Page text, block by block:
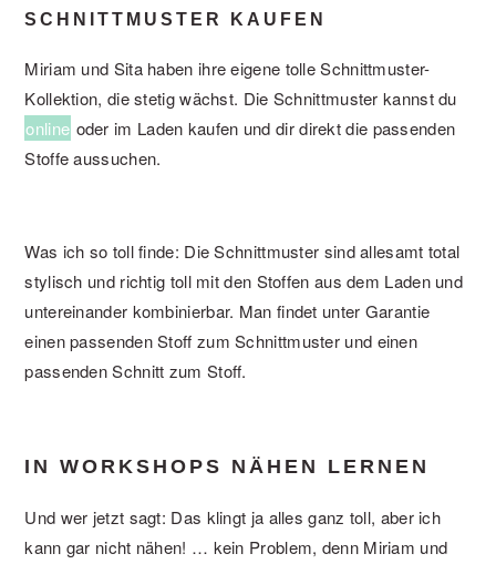
SCHNITTMUSTER KAUFEN
Miriam und Sita haben ihre eigene tolle Schnittmuster-
Kollektion, die stetig wächst. Die Schnittmuster kannst du
online oder im Laden kaufen und dir direkt die passenden
Stoffe aussuchen.
Was ich so toll finde: Die Schnittmuster sind allesamt total
stylisch und richtig toll mit den Stoffen aus dem Laden und
untereinander kombinierbar. Man findet unter Garantie
einen passenden Stoff zum Schnittmuster und einen
passenden Schnitt zum Stoff.
IN WORKSHOPS NÄHEN LERNEN
Und wer jetzt sagt: Das klingt ja alles ganz toll, aber ich
kann gar nicht nähen! … kein Problem, denn Miriam und